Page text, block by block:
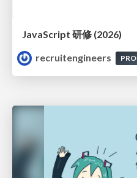
JavaScript 研修 (2026)
recruitengineers
PRO